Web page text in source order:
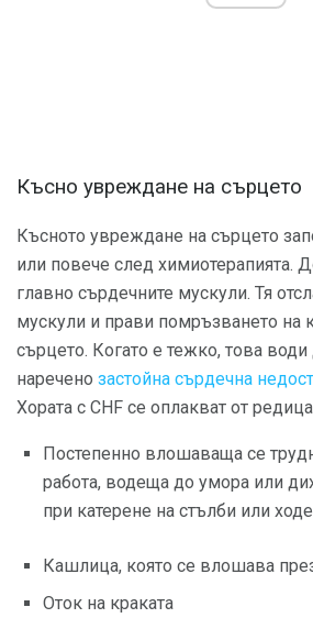
Късно увреждане на сърцето
Късното увреждане на сърцето
или повече след химиотерапията.
главно сърдечните мускули. Тя
мускули и прави помръзването на
сърцето. Когато е тежко, това води
наречено застойна сърдечна
Хората с CHF се оплакват от
Постепенно влошаваща се
работа, водеща до умора или
при катерене на стълби или
Кашлица, която се влошава
Оток на краката